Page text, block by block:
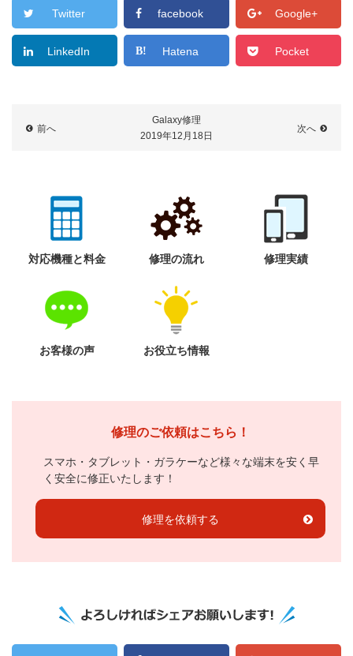
Twitter facebook Google+
LinkedIn Hatena Pocket
Galaxy修理
2019年12月18日
前へ 次へ
対応機種と料金 修理の流れ 修理実績
お客様の声 お役立ち情報
修理のご依頼はこちら！
スマホ・タブレット・ガラケーなど様々な端末を安く早
く安全に修正いたします！
修理を依頼する